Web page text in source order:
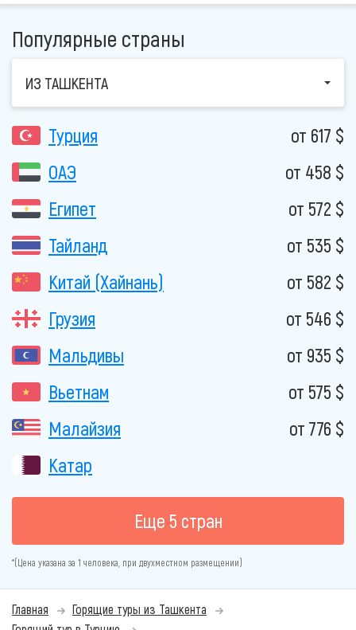
Популярные страны
ИЗ ТАШКЕНТА
Турция
от 617 $
ОАЭ
от 458 $
Египет
от 572 $
Тайланд
от 535 $
Китай (Хайнань)
от 582 $
Грузия
от 546 $
Мальдивы
от 935 $
Вьетнам
от 575 $
Малайзия
от 776 $
Катар
Еще 5 стран
*(Цена указана за 1 человека, при двухместном размещении)
Главная
Горящие туры из Ташкента